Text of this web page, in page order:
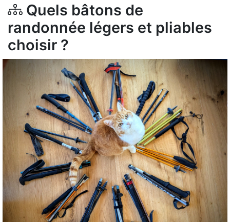
Quels bâtons de
randonnée légers et pliables
choisir ?